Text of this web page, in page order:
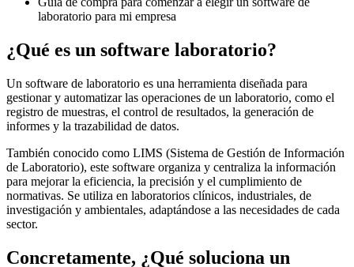
laboratorio para mi empresa
¿Qué es un software laboratorio?
Un software de laboratorio es una herramienta diseñada para
gestionar y automatizar las operaciones de un laboratorio, como el
registro de muestras, el control de resultados, la generación de
informes y la trazabilidad de datos.
También conocido como LIMS (Sistema de Gestión de Información
de Laboratorio), este software organiza y centraliza la información
para mejorar la eficiencia, la precisión y el cumplimiento de
normativas. Se utiliza en laboratorios clínicos, industriales, de
investigación y ambientales, adaptándose a las necesidades de cada
sector.
Concretamente, ¿Qué soluciona un